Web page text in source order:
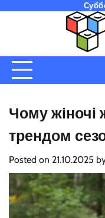
Чому жіночі
трендом
Posted on 21.10.2025